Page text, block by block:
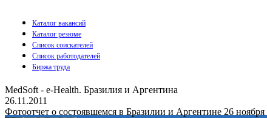
Каталог вакансий
Каталог резюме
Список соискателей
Список работодателей
Биржа труда
MedSoft - e-Health. Бразилия и Аргентина
26.11.2011
Фотоотчет о состоявшемся в Бразилии и Аргентине 26